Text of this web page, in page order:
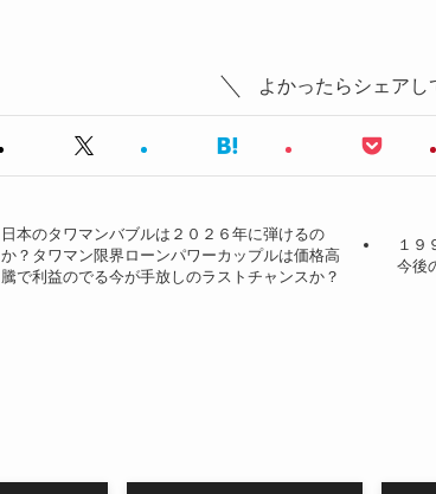
よかったらシェアし
日本のタワマンバブルは２０２６年に弾けるの
か？タワマン限界ローンパワーカップルは価格高
騰で利益のでる今が手放しのラストチャンスか？
１９
今後